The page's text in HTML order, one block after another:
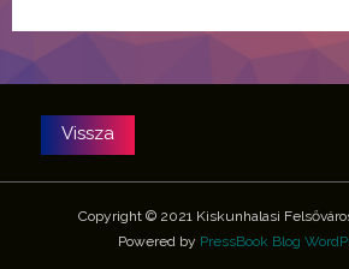
Copyright © 2021 Kiskunhalasi
Powered by PressBook Blog